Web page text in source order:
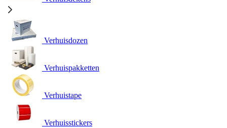
Verhuisdozen
Verhuispakketten
Verhuistape
Verhuisstickers